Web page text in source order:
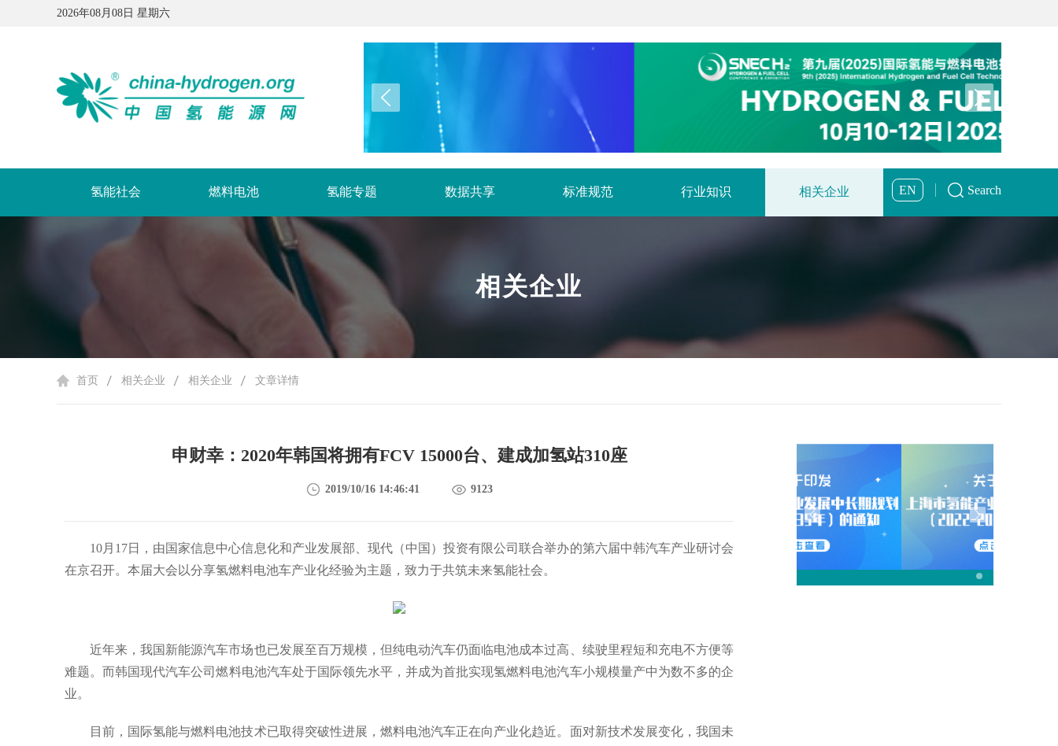
2026年08月08日 星期六
氢能社会 燃料电池 氢能专题 数据共享 标准规范 行业知识 相关企业 EN Search
相关企业
首页 相关企业 相关企业 文章详情
申财幸：2020年韩国将拥有FCV 15000台、建成加氢站310座
2019/10/16 14:46:41 9123
10月17日，由国家信息中心信息化和产业发展部、现代（中国）投资有限公司联合举办的第六届中韩汽车产业研讨会
在京召开。本届大会以分享氢燃料电池车产业化经验为主题，致力于共筑未来氢能社会。
近年来，我国新能源汽车市场也已发展至百万规模，但纯电动汽车仍面临电池成本过高、续驶里程短和充电不方便等
难题。而韩国现代汽车公司燃料电池汽车处于国际领先水平，并成为首批实现氢燃料电池汽车小规模量产中为数不多的企
业。
目前，国际氢能与燃料电池技术已取得突破性进展，燃料电池汽车正在向产业化趋近。面对新技术发展变化，我国未